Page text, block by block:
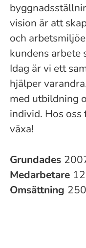
vision är att
och
kundens arbete
Idag är vi ett
hjälper
med utbildning
individ. Hos
växa!
Grundades
Medarbetare
Omsättning